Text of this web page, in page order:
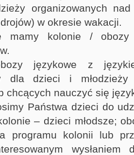
organizowanych
w okresie wakacji.
mamy kolonie /
językowe z
dla dzieci i
chcących nauczyć się
Państwa dzieci do
– dzieci młodsze;
programu kolonii lub